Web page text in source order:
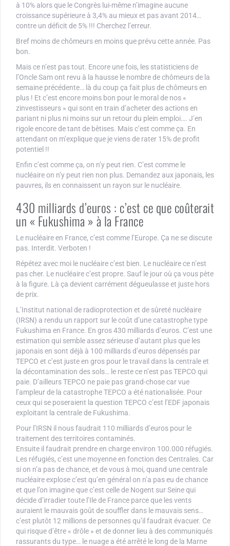
à 10% alors que le Congrès lui-même n’imagine aucune
croissance supérieure à 3,4% au mieux et pas avant 2014…
contre un déficit de 5% !!! Cherchez l’erreur.
Bref moins de chômeurs en moins que prévu cette année. Pas
bon.
Mais ce n’est pas tout. Encore une fois, les statisticiens de
l’Oncle Sam ont revu à la hausse le nombre de chômeurs de la
semaine précédente… là du coup ça fait plus de chômeurs en
plus ! Et c’est encore moins bon pour le moral de nos «
zinvestisseurs » qui sont en train d’acheter des actions en
pariant ni plus ni moins sur un retour du plein emploi…. J’en
rigole encore de tant de bêtises. Mais c’est comme ça. En
attendant on m’explique que je viens de rater 15% de profit
potentiel !!
Enfin c’est comme ça, on n’y peut rien. C’est comme le
nucléaire on n’y peut rien non plus. Demandez aux japonais, les
pauvres, ils en connaissent un rayon sur le nucléaire.
430 milliards d’euros : c’est ce que coûterait
un « Fukushima » à la France
Le nucléaire en France, c’est comme l’Europe. Ça ne se discute
pas. Interdit. Verboten !
Répétez avec moi le nucléaire c’est bien. Le nucléaire ce n’est
pas cher. Le nucléaire c’est propre. Sauf le jour où ça vous pète
à la figure. Là ça devient carrément dégueulasse et juste hors
de prix.
L’Institut national de radioprotection et de sûreté nucléaire
(IRSN) a rendu un rapport sur le coût d’une catastrophe type
Fukushima en France. En gros 430 milliards d’euros. C’est une
estimation qui semble assez sérieuse d’autant plus que les
japonais en sont déjà à 100 milliards d’euros dépensés par
TEPCO et c’est juste en gros pour le travail dans la centrale et
la décontamination des sols… le reste ce n’est pas TEPCO qui
paie. D’ailleurs TEPCO ne paie pas grand-chose car vue
l’ampleur de la catastrophe TEPCO a été nationalisée. Pour
ceux qui se poseraient la question TEPCO c’est l’EDF japonais
exploitant la centrale de Fukushima.
Pour l’IRSN il nous faudrait 110 milliards d’euros pour le
traitement des territoires contaminés.
Ensuite il faudrait prendre en charge environ 100.000 réfugiés.
Les réfugiés, c’est une moyenne en fonction des Centrales. Car
si on n’a pas de chance, et de vous à moi, quand une centrale
nucléaire explose c’est qu’en général on n’a pas eu de chance
et que l’on imagine que c’est celle de Nogent sur Seine qui
décide d’irradier toute l’Ile de France parce que les vents
auraient le mauvais goût de souffler dans le mauvais sens…
c’est plutôt 12 millions de personnes qu’il faudrait évacuer. Ce
qui risque d’être « drôle » et de donner lieu à des communiqués
rassurants du type… le nuage a été arrêté le long de la Marne